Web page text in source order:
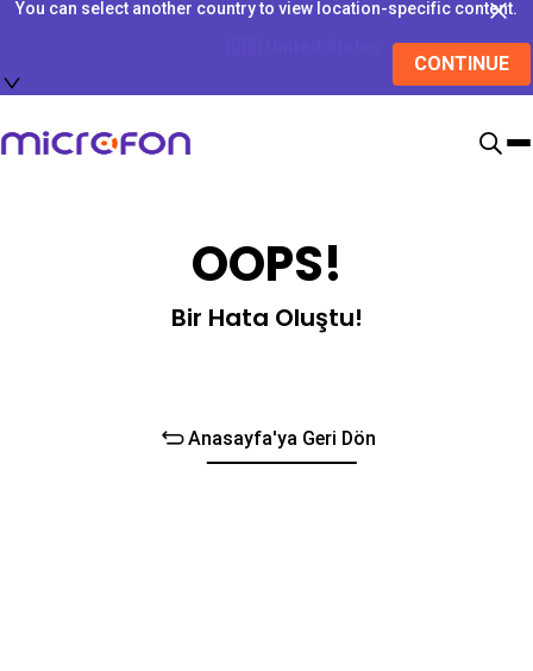
You can select another country to view location-specific content.
CONTINUE
OOPS!
Bir Hata Oluştu!
Anasayfa'ya Geri Dön